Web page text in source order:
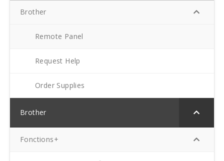
Brother
Remote Panel
Request Help
Order Supplies
Brother
Fonctions+